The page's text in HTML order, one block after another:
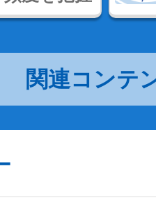
関連コンテ